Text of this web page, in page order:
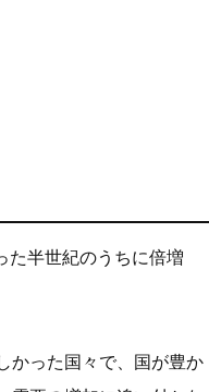
た半世紀のうちに倍増
かった国々で、国が豊か